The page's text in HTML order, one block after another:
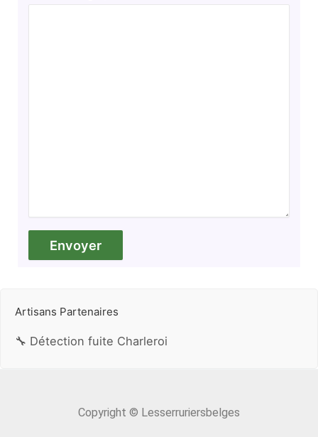
Artisans Partenaires
🔧 Détection fuite Charleroi
Copyright © Lesserruriersbelges